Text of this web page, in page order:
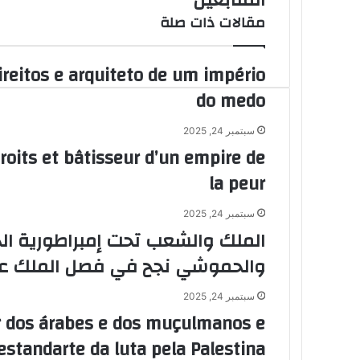
تعليقات
مقالات ذات صلة
e arquiteto de um império
do medo
سبتمبر 24, 2025
et bâtisseur d’un empire de
la peur
سبتمبر 24, 2025
الملك والشعب تحت إمبراطورية
والحموشي نجح في فصل الملك
سبتمبر 24, 2025
árabes e dos muçulmanos e
da luta pela Palestina